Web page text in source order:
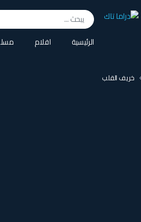
Search for:
الرئيسية
افلام
خريف القلب